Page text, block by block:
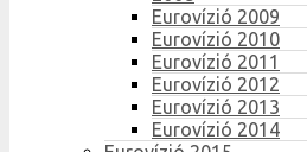
Eurovízió 2009
Eurovízió 2010
Eurovízió 2011
Eurovízió 2012
Eurovízió 2013
Eurovízió 2014